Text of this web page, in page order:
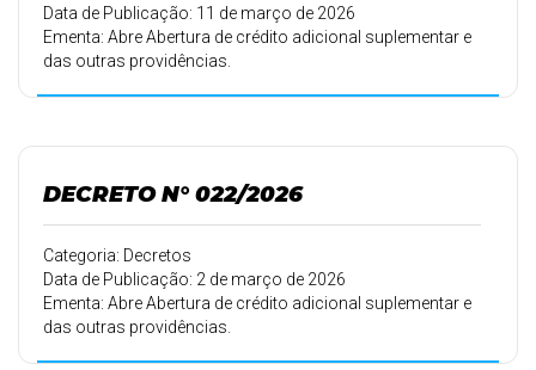
Data de Publicação: 11 de março de 2026
Ementa: Abre Abertura de crédito adicional suplementar e
das outras providências.
DECRETO N° 022/2026
Categoria: Decretos
Data de Publicação: 2 de março de 2026
Ementa: Abre Abertura de crédito adicional suplementar e
das outras providências.